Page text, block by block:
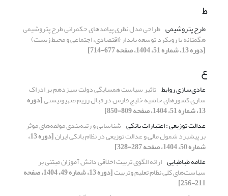
ط
طرح پتروشیمی طراحی مدل نظری پیامدهای حکمرانی طرح پتروشیمی
هگمتانه با رویکرد توسعه پایدار (اقتصادی، اجتماعی و محیط زیست)
[دوره 13، شماره 51، 1404، صفحه 677-714]
ع
عادی‌سازی روابط تاثیر سیاست همسایگی دولت سیزدهم بر ادراک
سازی کشورهای حاشیه خلیج فارس در قبال رژیم صهیونیستی[دوره
13، شماره 51، 1404، صفحه 809-850]
عدالت توزیعی : اعتبارات بانکی شناسایی و رتبه‌بندی مولفه‌های موثر
بر پیشبرد شمول مالی و عدالت توزیعی در نظام بانکی ایران [دوره 13،
شماره 50، 1404، صفحه 287-328]
علامه طباطبایی ارائه الگوی تربیت اخلاقی دانش آموزان مبتنی بر
سیاست‌های کلی نظام تعلیم وتربیت [دوره 13، شماره 49، 1404، صفحه
211-256]